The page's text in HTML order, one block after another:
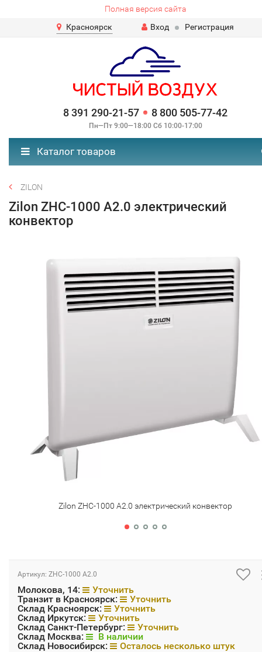
Полная версия сайта
Красноярск
Вход Регистрация
8 391 290-21-57 8 800 505-77-42
Пн—Пт 9:00—18:00 Сб 10:00-17:00
Каталог товаров
ZILON
Zilon ZHC-1000 А2.0 электрический
конвектор
Zilon ZHC-1000 А2.0 электрический конвектор
Артикул: ZHC-1000 А2.0
Молокова, 14:
Уточнить
Транзит в Красноярск:
Уточнить
Склад Красноярск:
Уточнить
Склад Иркутск:
Уточнить
Склад Санкт-Петербург:
Уточнить
Склад Москва:
В наличии
Склад Новосибирск:
Осталось несколько штук